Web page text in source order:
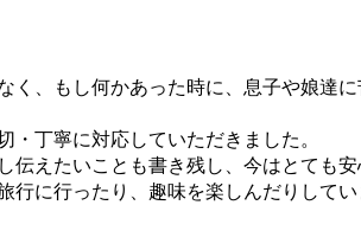
く、もし何かあった時に、息子や娘達に
丁寧に対応していただきました。
伝えたいことも書き残し、今はとても安
行に行ったり、趣味を楽しんだりしてい